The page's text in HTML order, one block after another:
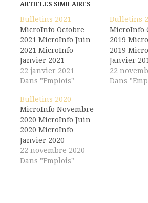
ARTICLES SIMILAIRES
Bulletins 2021
MicroInfo Octobre
2021 MicroInfo Juin
2021 MicroInfo
Janvier 2021
22 janvier 2021
Dans "Emplois"
Bulletins
MicroInfo
2019
2019
Janvier
22
Dans
Bulletins 2020
MicroInfo Novembre
2020 MicroInfo Juin
2020 MicroInfo
Janvier 2020
22 novembre 2020
Dans "Emplois"